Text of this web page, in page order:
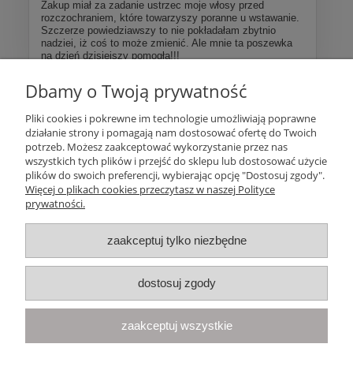
Zakup miał za zadanie ustrzec moje włosy przed
rozczochraniem, które towarzyszy poranne u wstawanie.
Szczerze powiedziawszy to nie pokładałam zbytnio
nadziei, iż coś to może zmienić. Ale mnie ta poszewka
na dzień dzisiejszy pomogła!!!
Więcej opinii
Pomoc
Moje konto
Płatności i dostawa
Informacje
O nas
Your Space| Olimpijska 8, 86-010 Samociążek, woj. kujawsko-
Dbamy o Twoją prywatność
Pliki cookies i pokrewne im technologie umożliwiają poprawne
działanie strony i pomagają nam dostosować ofertę do Twoich
potrzeb. Możesz zaakceptować wykorzystanie przez nas
wszystkich tych plików i przejść do sklepu lub dostosować użycie
plików do swoich preferencji, wybierając opcję "Dostosuj zgody".
Więcej o plikach cookies przeczytasz w naszej Polityce
prywatności.
zaakceptuj tylko niezbędne
dostosuj zgody
zaakceptuj wszystkie